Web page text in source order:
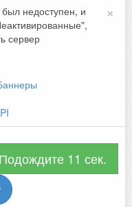
×
недоступен, и
сервер
Подождите 11 сек.